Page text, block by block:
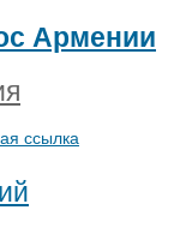
Армении
ссылка